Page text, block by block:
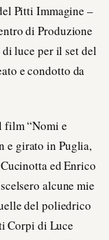
Pitti Immagine –
di Produzione
luce per il set del
e condotto da
film “Nomi e
e girato in Puglia,
ed Enrico
alcune mie
del poliedrico
Corpi di Luce